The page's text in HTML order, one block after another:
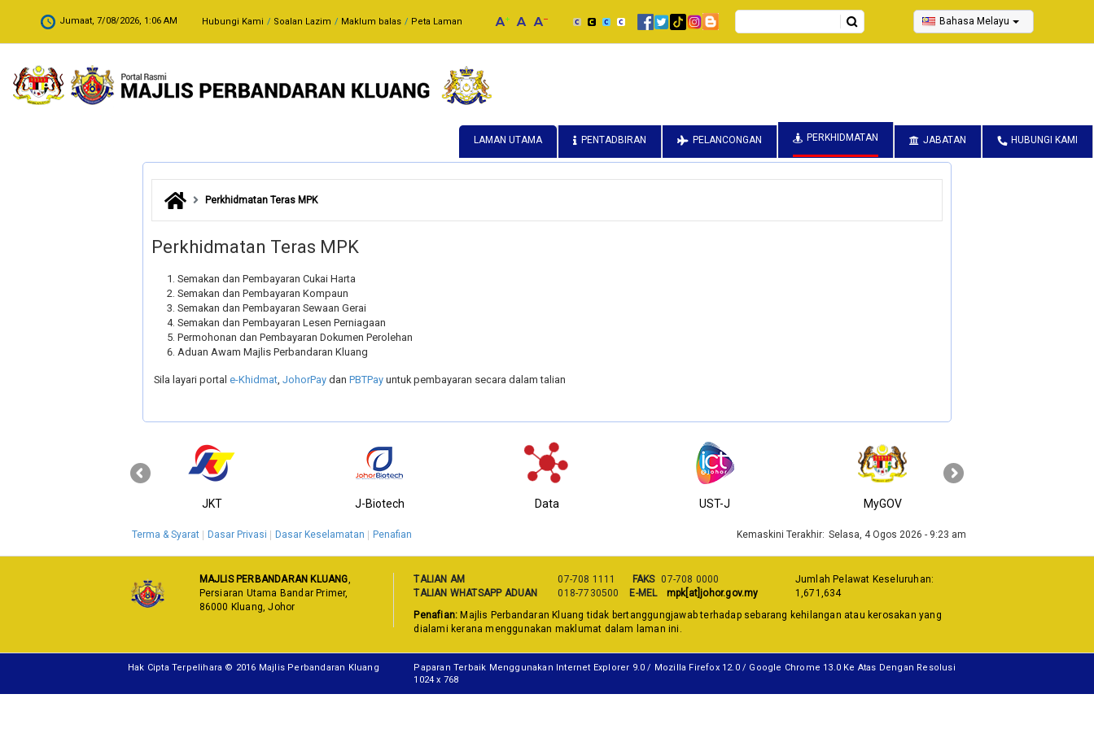
. Jumaat, 7/08/2026, 1:06 AM Hubungi Kami Soalan Lazim Maklum balas Peta Laman Search Bahasa Melayu
LAMAN UTAMA PENTADBIRAN PELANCONGAN PERKHIDMATAN JABATAN HUBUNGI KAMI
Perkhidmatan Teras MPK
Perkhidmatan Teras MPK
Semakan dan Pembayaran Cukai Harta
Semakan dan Pembayaran Kompaun
Semakan dan Pembayaran Sewaan Gerai
Semakan dan Pembayaran Lesen Perniagaan
Permohonan dan Pembayaran Dokumen Perolehan
Aduan Awam Majlis Perbandaran Kluang
Sila layari portal e-Khidmat, JohorPay dan PBTPay untuk pembayaran secara dalam talian
JKT J-Biotech Data UST-J MyGOV
‹ ›
Terma & Syarat Dasar Privasi Dasar Keselamatan Penafian Kemaskini Terakhir: Selasa, 4 Ogos 2026 - 9:23 am
MAJLIS PERBANDARAN KLUANG,
Persiaran Utama Bandar Primer,
86000 Kluang, Johor
TALIAN AM 07-708 1111 FAKS 07-708 0000
TALIAN WHATSAPP ADUAN
018-7730500 E-MEL mpk[at]johor.gov.my
Jumlah Pelawat Keseluruhan:
1,671,634
Penafian: Majlis Perbandaran Kluang tidak bertanggungjawab terhadap sebarang kehilangan atau kerosakan yang
dialami kerana menggunakan maklumat dalam laman ini.
Hak Cipta Terpelihara © 2016 Majlis Perbandaran Kluang
Paparan Terbaik Menggunakan Internet Explorer 9.0 / Mozilla Firefox 12.0 / Google Chrome 13.0 Ke Atas Dengan Resolusi
1024 x 768